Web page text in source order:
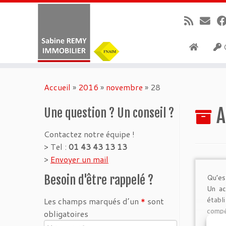
Accueil » 2016 » novembre » 28
Une question ? Un conseil ?
Contactez notre équipe !
> Tel : 01 43 43 13 13
> Envoyer un mail
Besoin d'être rappelé ?
Les champs marqués d’un * sont
obligatoires
Un